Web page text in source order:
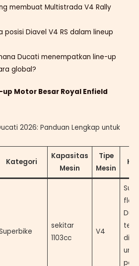
membuat Multistrada V4 Rally
posisi Diavel V4 RS dalam lineup
Ducati menempatkan line-up
global?
up Motor Besar Royal Enfield
2026: Panduan Lengkap untuk
Kategori
Kapasitas
Mesin
Tipe
Mesin
sekitar
1103cc
V4